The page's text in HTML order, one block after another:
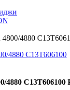
4880
4880 C13T606100